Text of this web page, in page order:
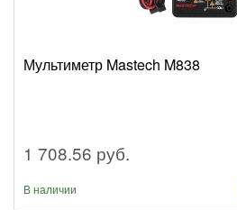
Мультиметр Mastech M838
1 708.56 руб.
В наличии